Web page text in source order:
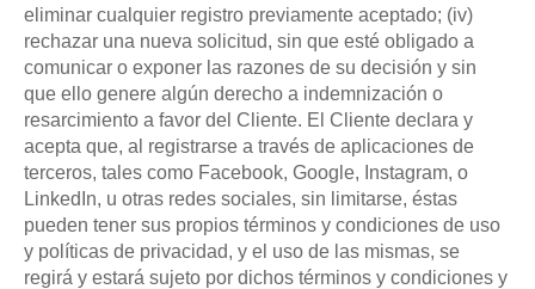
eliminar cualquier registro previamente aceptado; (iv)
rechazar una nueva solicitud, sin que esté obligado a
comunicar o exponer las razones de su decisión y sin
que ello genere algún derecho a indemnización o
resarcimiento a favor del Cliente. El Cliente declara y
acepta que, al registrarse a través de aplicaciones de
terceros, tales como Facebook, Google, Instagram, o
LinkedIn, u otras redes sociales, sin limitarse, éstas
pueden tener sus propios términos y condiciones de uso
y políticas de privacidad, y el uso de las mismas, se
regirá y estará sujeto por dichos términos y condiciones y